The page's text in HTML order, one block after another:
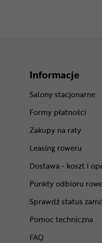
Informacje
Salony stacjonarne
Formy płatności
Zakupy na raty
Leasing roweru
Dostawa - koszt i
Punkty odbioru
Sprawdź status
Pomoc techniczna
FAQ